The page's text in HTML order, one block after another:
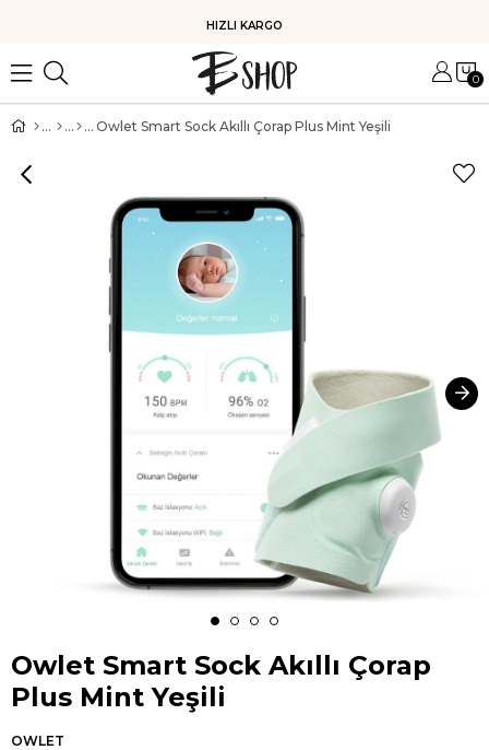
HIZLI KARGO
0
Owlet Smart Sock Akıllı Çorap Plus Mint Yeşili
Owlet Smart Sock Akıllı Çorap
Plus Mint Yeşili
OWLET